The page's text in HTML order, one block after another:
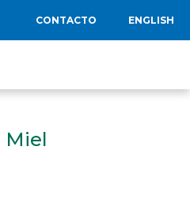
CONTACTO ENGLISH
Miel